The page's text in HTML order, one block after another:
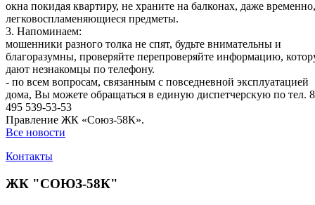
окна покидая квартиру, не храните на балконах, даже временно,
легковоспламеняющиеся предметы.
3. Напоминаем:
мошенники разного толка не спят, будьте внимательны и
благоразумны, проверяйте перепроверяйте информацию,
дают незнакомцы по телефону.
- по всем вопросам, связанным с повседневной эксплуатацией
дома, Вы можете обращаться в единую диспетчерскую по тел. 8
495 539-53-53
Правление ЖК «Союз-58К».
Все новости
Контакты
ЖК "СОЮЗ-58К"